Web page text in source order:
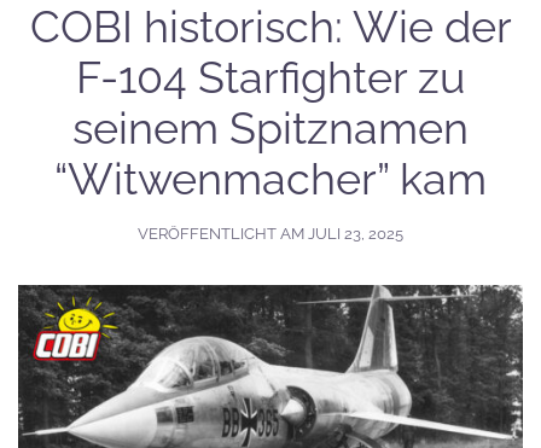
COBI historisch: Wie der
F-104 Starfighter zu
seinem Spitznamen
“Witwenmacher” kam
VERÖFFENTLICHT AM JULI 23, 2025